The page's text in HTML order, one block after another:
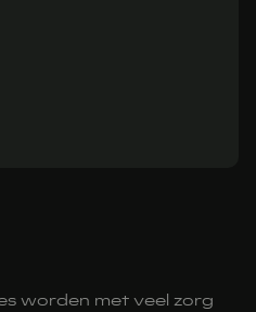
worden met veel zorg